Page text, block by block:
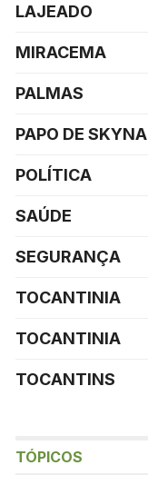
LAJEADO
MIRACEMA
PALMAS
PAPO DE SKYNA
POLÍTICA
SAÚDE
SEGURANÇA
TOCANTINIA
TOCANTINIA
TOCANTINS
TÓPICOS